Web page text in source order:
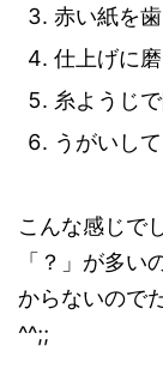
赤い紙を
仕上げに磨
糸ようじ
うがいし
こんな感じで
「？」が多い
からないので
^^;;